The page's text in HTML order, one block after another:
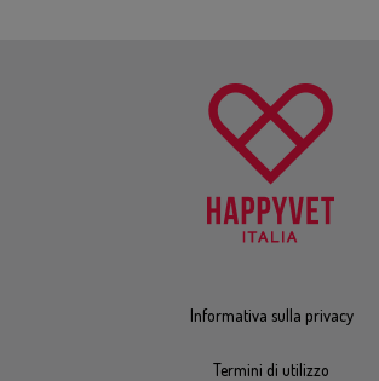
Informativa sulla privacy
Termini di utilizzo